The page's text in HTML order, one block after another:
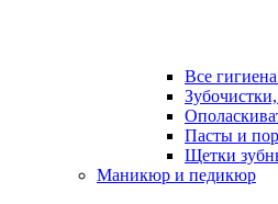
Все
Пасты и
Щетки
Маникюр и педикюр